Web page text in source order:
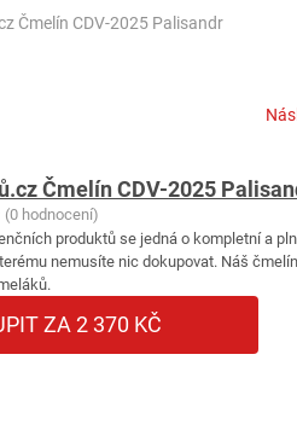
Čmelín CDV-2025 Palisandr
Čmelín CDV-2025
(0 hodnocení)
produktů se jedná o kompletní a
nemusíte nic dokupovat. Náš
ZA 2 370 KČ